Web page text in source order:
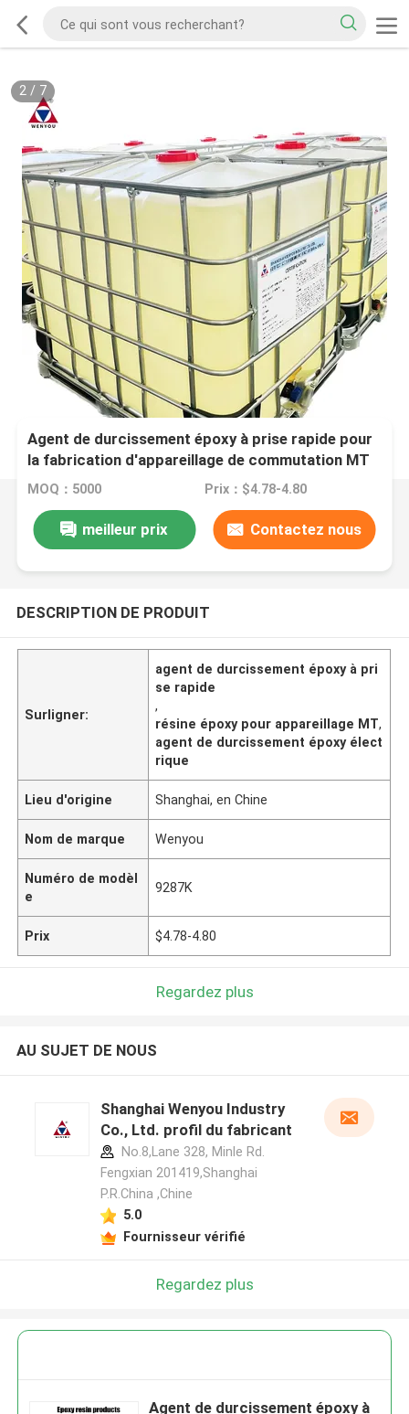
2/ 7
Agent de durcissement époxy à prise rapide pour
la fabrication d'appareillage de commutation MT
MOQ：5000 Prix：$4.78-4.80
meilleur prix Contactez nous
DESCRIPTION DE PRODUIT
Surligner:
agent de durcissement époxy à pri
se rapide
,
résine époxy pour appareillage MT,
agent de durcissement époxy élect
rique
Lieu d'origine Shanghai, en Chine
Nom de marque Wenyou
Numéro de modèl
e
9287K
Prix $4.78-4.80
Regardez plus
AU SUJET DE NOUS
Shanghai Wenyou Industry
Co., Ltd. profil du fabricant
No.8,Lane 328, Minle Rd.
Fengxian 201419,Shanghai
P.R.China ,Chine
5.0
Fournisseur vérifié
Regardez plus
Agent de durcissement époxy à